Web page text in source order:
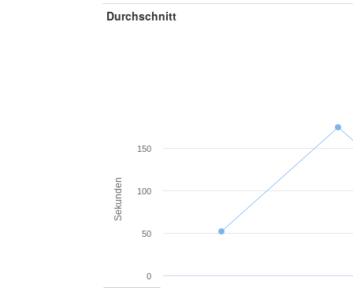
Durchschnitt
Sekunden
0
50
100
150